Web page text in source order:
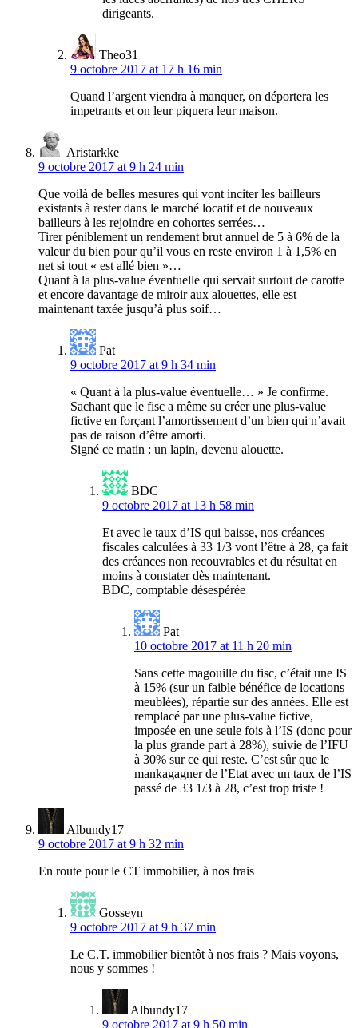
dirigeants.
Theo31
9 octobre 2017 at 17 h 16 min
Quand l’argent viendra à manquer, on déportera les
impetrants et on leur piquera leur maison.
Aristarkke
9 octobre 2017 at 9 h 24 min
Que voilà de belles mesures qui vont inciter les bailleurs
existants à rester dans le marché locatif et de nouveaux
bailleurs à les rejoindre en cohortes serrées…
Tirer péniblement un rendement brut annuel de 5 à 6% de la
valeur du bien pour qu’il vous en reste environ 1 à 1,5% en
net si tout « est allé bien »…
Quant à la plus-value éventuelle qui servait surtout de carotte
et encore davantage de miroir aux alouettes, elle est
maintenant taxée jusqu’à plus soif…
Pat
9 octobre 2017 at 9 h 34 min
« Quant à la plus-value éventuelle… » Je confirme.
Sachant que le fisc a même su créer une plus-value
fictive en forçant l’amortissement d’un bien qui n’avait
pas de raison d’être amorti.
Signé ce matin : un lapin, devenu alouette.
BDC
9 octobre 2017 at 13 h 58 min
Et avec le taux d’IS qui baisse, nos créances
fiscales calculées à 33 1/3 vont l’être à 28, ça fait
des créances non recouvrables et du résultat en
moins à constater dès maintenant.
BDC, comptable désespérée
Pat
10 octobre 2017 at 11 h 20 min
Sans cette magouille du fisc, c’était une IS
à 15% (sur un faible bénéfice de locations
meublées), répartie sur des années. Elle est
remplacé par une plus-value fictive,
imposée en une seule fois à l’IS (donc pour
la plus grande part à 28%), suivie de l’IFU
à 30% sur ce qui reste. C’est sûr que le
mankagagner de l’Etat avec un taux de l’IS
passé de 33 1/3 à 28, c’est trop triste !
Albundy17
9 octobre 2017 at 9 h 32 min
En route pour le CT immobilier, à nos frais
Gosseyn
9 octobre 2017 at 9 h 37 min
Le C.T. immobilier bientôt à nos frais ? Mais voyons,
nous y sommes !
Albundy17
9 octobre 2017 at 9 h 50 min